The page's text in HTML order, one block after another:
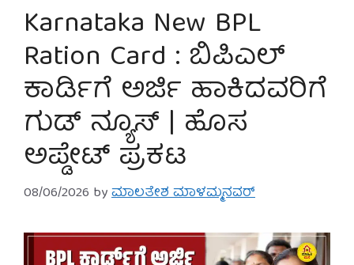
Karnataka New BPL
Ration Card : ಬಿಪಿಎಲ್
ಕಾರ್ಡಿಗೆ ಅರ್ಜಿ ಹಾಕಿದವರಿಗೆ
ಗುಡ್ ನ್ಯೂಸ್ | ಹೊಸ
ಅಪ್ಡೇಟ್ ಪ್ರಕಟ
08/06/2026 byಮಾಲತೇಶ ಮಾಳಮ್ಮನವರ್